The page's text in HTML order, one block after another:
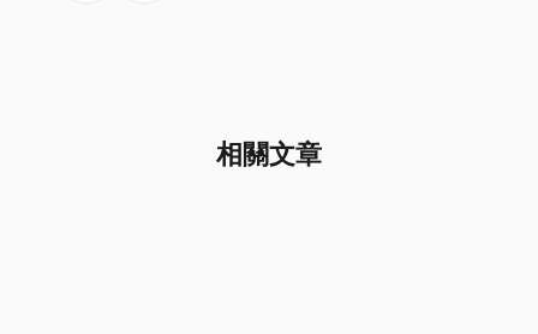
相關文章